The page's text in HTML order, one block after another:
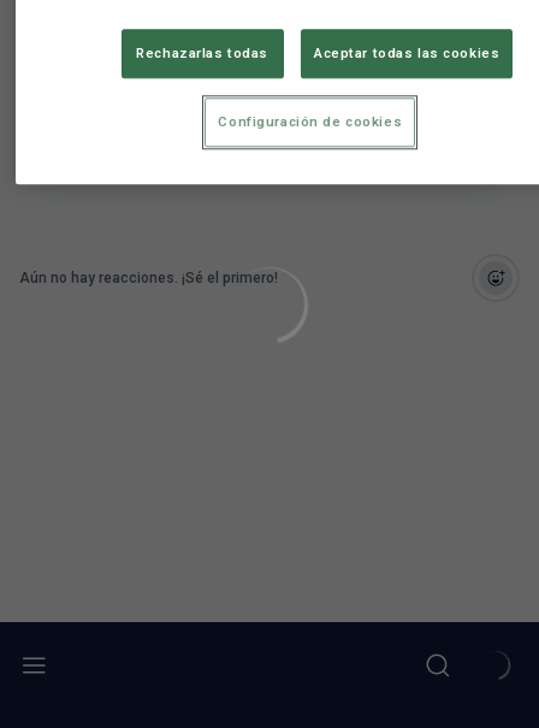
https://www.youtube.com/channel/
Levante Unión Deportiva Club de LaLiga
fundado en 1909 en la ciudad de Valencia. 📲
Aún no hay reacciones. ¡Sé el primero!
Rechazarlas todas Aceptar todas las cookies
Configuración de cookies